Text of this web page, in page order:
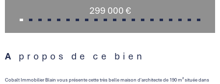
299 000 €
A propos de ce bien
Cobalt Immobilier Blain vous présente cette très belle maison d'architecte de 190 m² située dans